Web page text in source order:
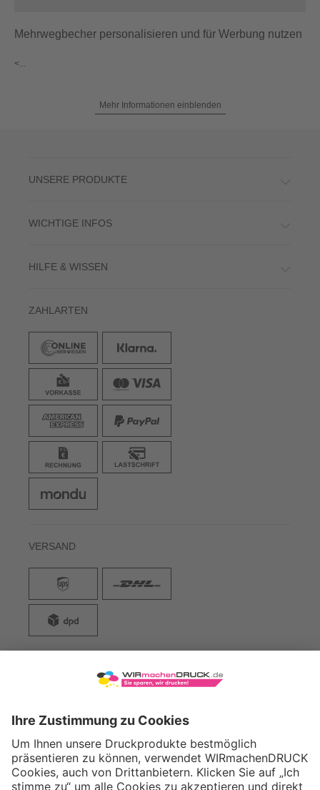
Mehrwegbecher personalisieren und für Werbung nutzen
<...
Mehr Informationen einblenden
UNSERE PRODUKTE
WICHTIGE INFOS
HILFE & WISSEN
ZAHLARTEN
VERSAND
WIRmachenDRUCK GmbH
71522 Backnang
Tel.: +49 (0) 711 995 982 - 20
Fax: +49 (0) 711 995 982 - 21